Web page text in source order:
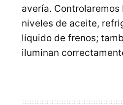
avería.
niveles de aceite,
líquido de frenos;
iluminan